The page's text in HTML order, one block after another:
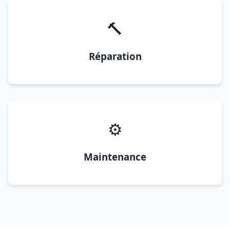
🔨
Réparation
⚙️
Maintenance